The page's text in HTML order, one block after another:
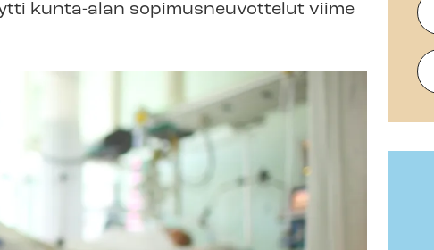
kunta-alan so­pi­mus­neu­vot­te­lut viime